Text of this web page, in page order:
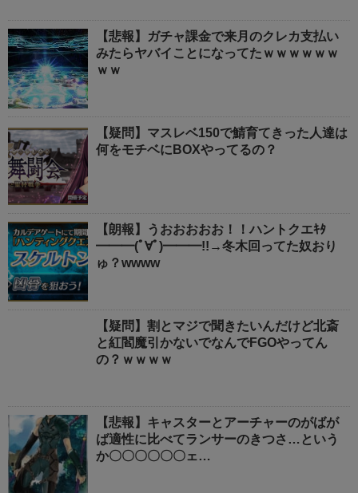
【悲報】ガチャ課金で来月のクレカ支払い
みたらヤバイことになってたｗｗｗｗｗｗ
ｗｗ
【疑問】マスレベ150で鯖育てきった人達は
何をモチベにBOXやってるの？
【朗報】うおおおおお！！ハントクエｷﾀ
━━━(ﾟ∀ﾟ)━━━!!→冬木回ってた奴おり
ゅ？wwww
【疑問】割とマジで聞きたいんだけど北斎
と紅閻魔引かないでなんでFGOやってん
の？ｗｗｗｗ
【悲報】キャスターとアーチャーのがばが
ば適性に比べてランサーのきつさ…という
か〇〇〇〇〇〇ェ…